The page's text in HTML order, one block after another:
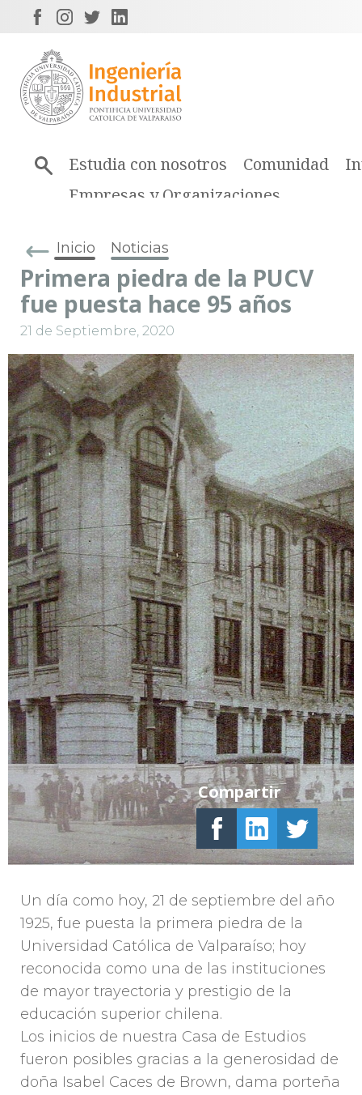
Estudia con nosotros Comunidad
Empresas y Organizaciones
Inicio Noticias
Primera piedra de la PUCV
fue puesta hace 95 años
21 de Septiembre, 2020
Un día como hoy, 21 de septiembre del año
1925, fue puesta la primera piedra de la
Universidad Católica de Valparaíso; hoy
reconocida como una de las instituciones
de mayor trayectoria y prestigio de la
educación superior chilena.
Los inicios de nuestra Casa de Estudios
fueron posibles gracias a la generosidad de
doña Isabel Caces de Brown, dama porteña
Compartir